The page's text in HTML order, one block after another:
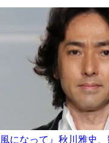
風になって』秋川雅史